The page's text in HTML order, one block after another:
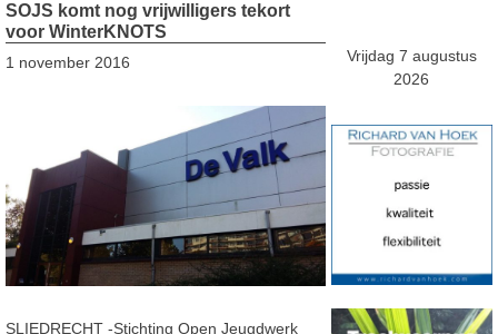
SOJS komt nog vrijwilligers tekort
voor WinterKNOTS
1 november 2016
SLIEDRECHT -Stichting Open Jeugdwerk
Vrijdag 7 augustus
2026